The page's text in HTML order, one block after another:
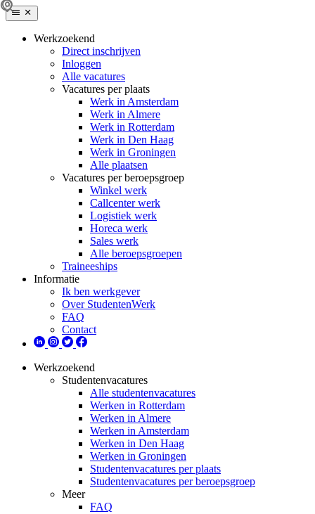
Werkzoekend
Direct inschrijven
Inloggen
Alle vacatures
Vacatures per plaats
Werk in Amsterdam
Werk in Almere
Werk in Rotterdam
Werk in Den Haag
Werk in Groningen
Alle plaatsen
Vacatures per beroepsgroep
Winkel werk
Callcenter werk
Logistiek werk
Horeca werk
Sales werk
Alle beroepsgroepen
Traineeships
Informatie
Ik ben werkgever
Over StudentenWerk
FAQ
Contact
Werkzoekend
Studentenvacatures
Alle studentenvacatures
Werken in Rotterdam
Werken in Almere
Werken in Amsterdam
Werken in Den Haag
Werken in Groningen
Studentenvacatures per plaats
Studentenvacatures per beroepsgroep
Meer
FAQ